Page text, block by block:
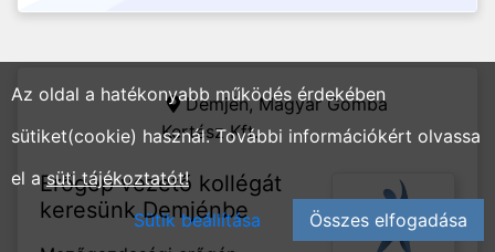
Demjén,Magyar Gomba
Kertész Kft.
Erőgép vezető kollégát
keresünk Demjénbe
Az oldal a hatékonyabb működés érdekében
sütiket(cookie) használ. További információkért olvassa
el asüti tájékoztatót!
Sütik beállítása
Összes elfogadása